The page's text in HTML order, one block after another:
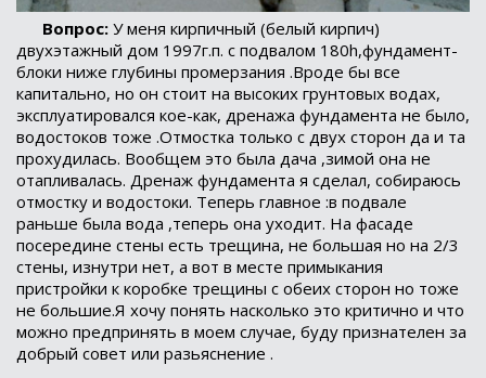
Вопрос: У меня кирпичный (белый кирпич)
двухэтажный дом 1997г.п. с подвалом 180h,фундамент-
блоки ниже глубины промерзания .Вроде бы все
капитально, но он стоит на высоких грунтовых водах,
эксплуатировался кое-как, дренажа фундамента не было,
водостоков тоже .Отмостка только с двух сторон да и та
прохудилась. Вообщем это была дача ,зимой она не
отапливалась. Дренаж фундамента я сделал, собираюсь
отмостку и водостоки. Теперь главное :в подвале
раньше была вода ,теперь она уходит. На фасаде
посередине стены есть трещина, не большая но на 2/3
стены, изнутри нет, а вот в месте примыкания
пристройки к коробке трещины с обеих сторон но тоже
не большие.Я хочу понять насколько это критично и что
можно предпринять в моем случае, буду признателен за
добрый совет или разьяснение .